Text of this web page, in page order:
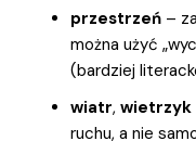
przestrzeń –
można użyć
(bardziej
wiatr, wietrzyk
ruchu, a nie